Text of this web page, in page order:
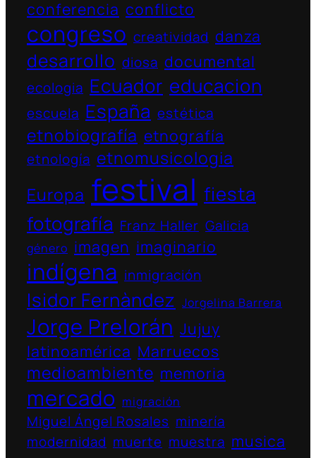
conferencia conflicto
congreso creatividad danza
desarrollo diosa documental
ecologia Ecuador educacion
escuela España estética
etnobiografía etnografía
etnología etnomusicologia
Europa festival fiesta
fotografía Franz Haller Galicia
género imagen imaginario
indígena inmigración
Isidor Fernàndez Jorgelina Barrera
Jorge Prelorán Jujuy
latinoamérica Marruecos
medioambiente memoria
mercado migración
Miguel Ángel Rosales minería
modernidad muerte muestra musica